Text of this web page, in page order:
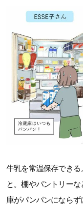
牛乳を常温保存できる
と。棚やパントリー
庫がパンパンにならず